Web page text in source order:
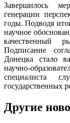
Завершилось
генерации
годы. Подводя
научное
качественный
Подписание
Донецка стало
научно-
специалиста
государственных
Другие